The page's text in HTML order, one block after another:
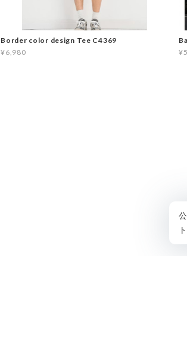
Border color design Tee C4369
¥6,980